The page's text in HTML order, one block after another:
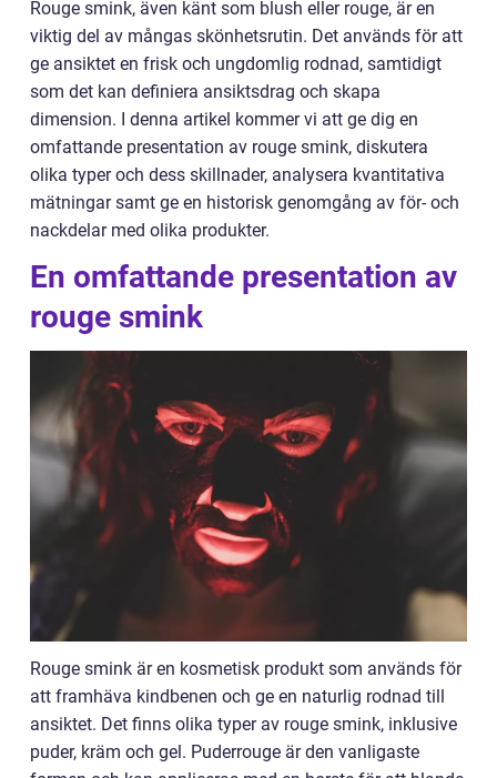
Rouge smink, även känt som blush eller rouge, är en
viktig del av mångas skönhetsrutin. Det används för att
ge ansiktet en frisk och ungdomlig rodnad, samtidigt
som det kan definiera ansiktsdrag och skapa
dimension. I denna artikel kommer vi att ge dig en
omfattande presentation av rouge smink, diskutera
olika typer och dess skillnader, analysera kvantitativa
mätningar samt ge en historisk genomgång av för- och
nackdelar med olika produkter.
En omfattande presentation av
rouge smink
Rouge smink är en kosmetisk produkt som används för
att framhäva kindbenen och ge en naturlig rodnad till
ansiktet. Det finns olika typer av rouge smink, inklusive
puder, kräm och gel. Puderrouge är den vanligaste